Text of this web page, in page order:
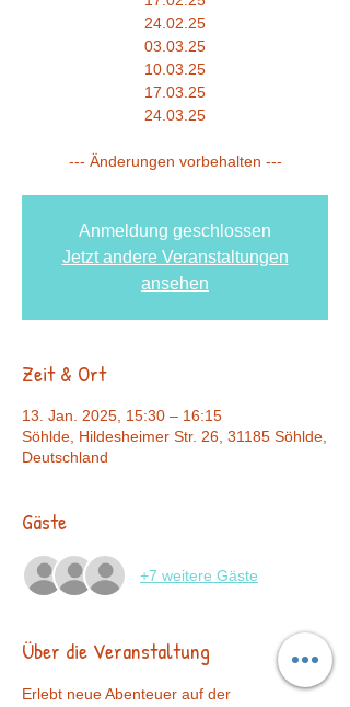
24.02.25
03.03.25
10.03.25
17.03.25
24.03.25
--- Änderungen vorbehalten ---
Anmeldung geschlossen
Jetzt andere Veranstaltungen
ansehen
Zeit & Ort
13. Jan. 2025, 15:30 – 16:15
Söhlde, Hildesheimer Str. 26, 31185 Söhlde,
Deutschland
Gäste
+7 weitere Gäste
Über die Veranstaltung
Erlebt neue Abenteuer auf der